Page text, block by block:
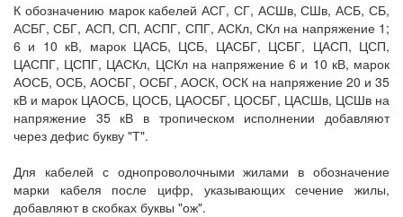
К обозначению марок кабелей АСГ, СГ, АСШв, СШв, АСБ, СБ,
АСБГ, СБГ, АСП, СП, АСПГ, СПГ, АСКл, СКл на напряжение 1;
6 и 10 кВ, марок ЦАСБ, ЦСБ, ЦАСБГ, ЦСБГ, ЦАСП, ЦСП,
ЦАСПГ, ЦСПГ, ЦАСКл, ЦСКл на напряжение 6 и 10 кВ, марок
АОСБ, ОСБ, АОСБГ, ОСБГ, АОСК, ОСК на напряжение 20 и 35
кВ и марок ЦАОСБ, ЦОСБ, ЦАОСБГ, ЦОСБГ, ЦАСШв, ЦСШв на
напряжение 35 кВ в тропическом исполнении добавляют
через дефис букву "Т".
Для кабелей с однопроволочными жилами в обозначение
марки кабеля после цифр, указывающих сечение жилы,
добавляют в скобках буквы "ож".